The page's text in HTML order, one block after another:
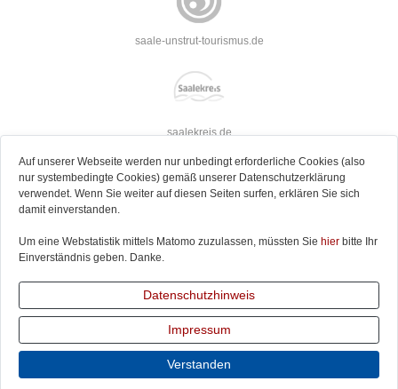
Auf unserer Webseite werden nur unbedingt erforderliche Cookies (also
nur systembedingte Cookies) gemäß unserer Datenschutzerklärung
verwendet. Wenn Sie weiter auf diesen Seiten surfen, erklären Sie sich
damit einverstanden.
Um eine Webstatistik mittels Matomo zuzulassen, müssten Sie hier bitte Ihr
Einverständnis geben. Danke.
Datenschutzhinweis
Impressum
Verstanden
saale-unstrut-tourismus.de
saalekreis.de
jakobusweg-sachsen-anhalt.de